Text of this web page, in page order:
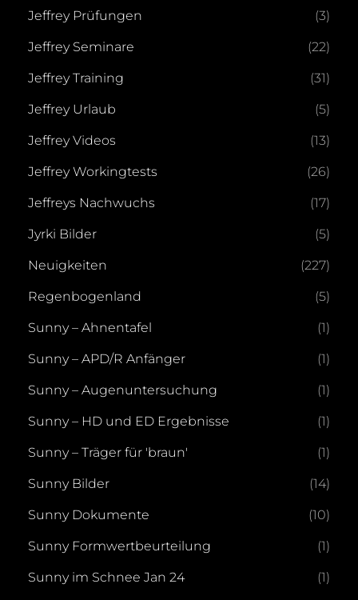
Jeffrey Prüfungen (3)
Jeffrey Seminare (22)
Jeffrey Training (31)
Jeffrey Urlaub (5)
Jeffrey Videos (13)
Jeffrey Workingtests (26)
Jeffreys Nachwuchs (17)
Jyrki Bilder (5)
Neuigkeiten (227)
Regenbogenland (5)
Sunny – Ahnentafel (1)
Sunny – APD/R Anfänger (1)
Sunny – Augenuntersuchung (1)
Sunny – HD und ED Ergebnisse (1)
Sunny – Träger für 'braun' (1)
Sunny Bilder (14)
Sunny Dokumente (10)
Sunny Formwertbeurteilung (1)
Sunny im Schnee Jan 24 (1)